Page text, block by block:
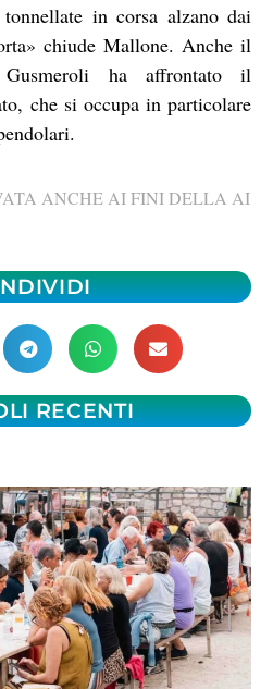
in corsa alzano dai
chiude Mallone. Anche il
Gusmeroli ha affrontato il
che si occupa in particolare
ANCHE AI FINI DELLA AI
RECENTI